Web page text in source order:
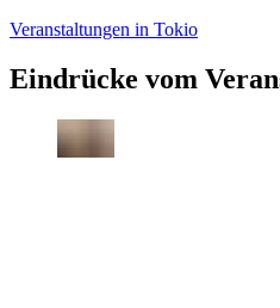
Veranstaltungen in Tokio
Eindrücke vom